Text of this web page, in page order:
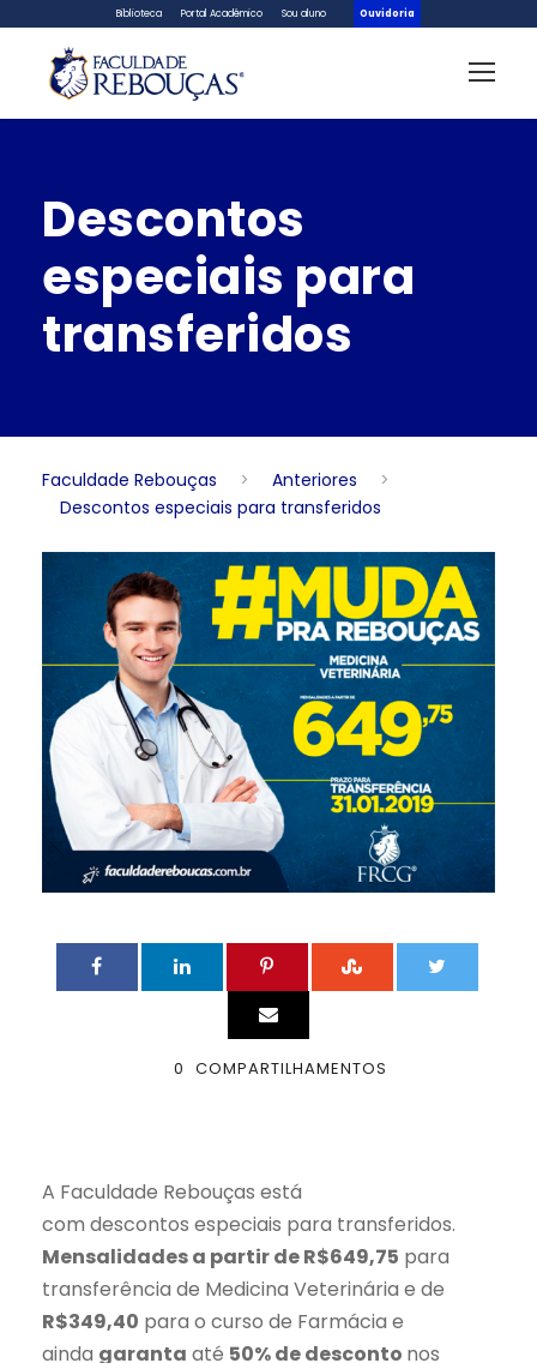
Biblioteca Portal Acadêmico Sou aluno Ouvidoria
Descontos
especiais para
transferidos
Faculdade Rebouças > Anteriores
>
Descontos especiais para transferidos
0 COMPARTILHAMENTOS
A Faculdade Rebouças está
com descontos especiais para transferidos.
Mensalidades a partir de R$649,75 para
transferência de Medicina Veterinária e de
R$349,40 para o curso de Farmácia e
ainda garanta até 50% de desconto nos